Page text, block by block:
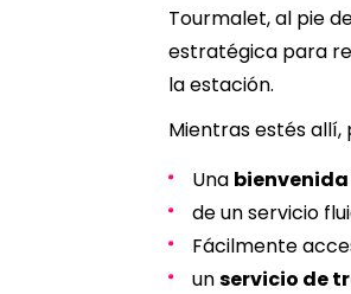
Tourmalet, al pie
estratégica para
la estación.
Mientras estés allí,
Una
de un servicio
Fácilmente
unservicio de